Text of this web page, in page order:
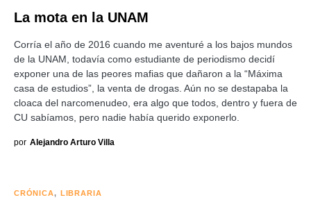
La mota en la UNAM
Corría el año de 2016 cuando me aventuré a los bajos mundos
de la UNAM, todavía como estudiante de periodismo decidí
exponer una de las peores mafias que dañaron a la “Máxima
casa de estudios”, la venta de drogas. Aún no se destapaba la
cloaca del narcomenudeo, era algo que todos, dentro y fuera de
CU sabíamos, pero nadie había querido exponerlo.
por Alejandro Arturo Villa
CRÓNICA LIBRARIA